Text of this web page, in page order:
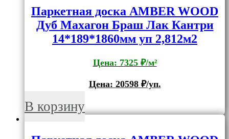
Паркетная доска AMBER WOOD
Дуб Махагон Браш Лак Кантри
14*189*1860мм уп 2,812м2
Цена: 7325 ₽/м²
Цена: 20598 ₽/уп.
В корзину